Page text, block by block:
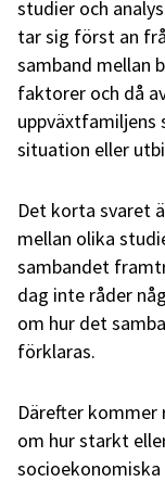
studier och
tar sig först an
samband mellan
faktorer och då
uppväxtfamiljens
situation eller
Det korta svaret
mellan olika
sambandet
dag inte råder
om hur det
förklaras.
Därefter
om hur starkt